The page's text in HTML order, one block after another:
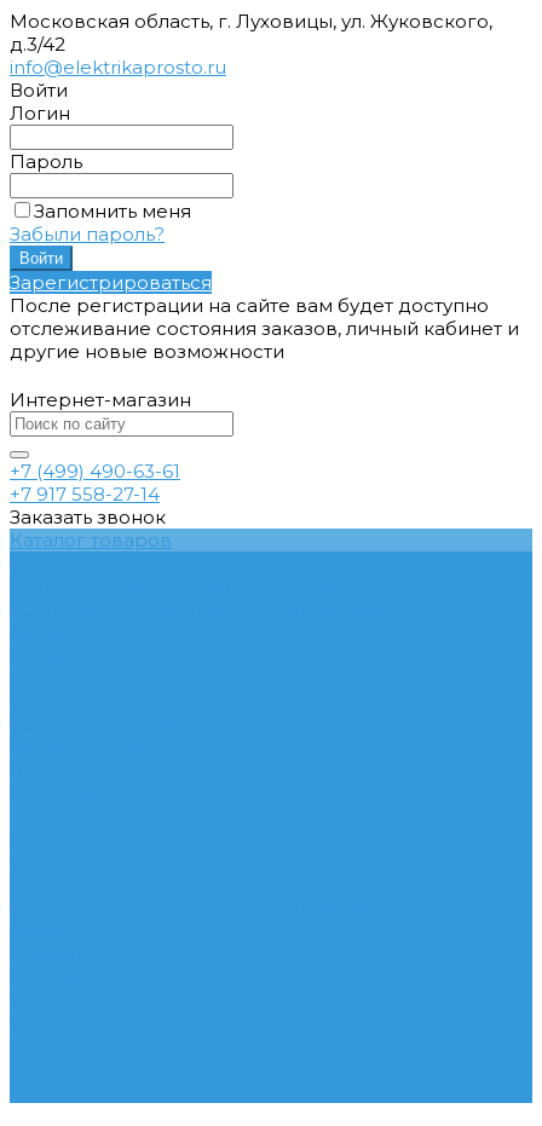
Московская область, г. Луховицы, ул. Жуковского,
д.3/42
info@elektrikaprosto.ru
Войти
Логин
Пароль
Запомнить меня
Забыли пароль?
Зарегистрироваться
После регистрации на сайте вам будет доступно
отслеживание состояния заказов, личный кабинет и
другие новые возможности
Интернет-магазин
+7 (499) 490-63-61
+7 917 558-27-14
Заказать звонок
Каталог товаров